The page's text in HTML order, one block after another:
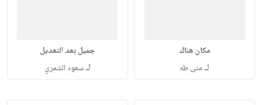
مكان هناك
لـ منى طه
جميل بعد التعديل
لـسعود الشمري